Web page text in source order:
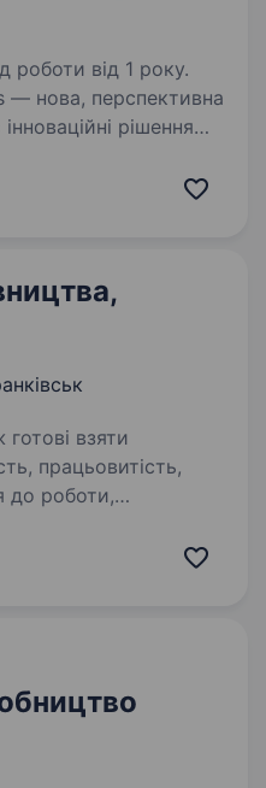
роботи від 1 року.
— нова, перспективна
рішення
нашу команду
взяти
до роботи,
якісно